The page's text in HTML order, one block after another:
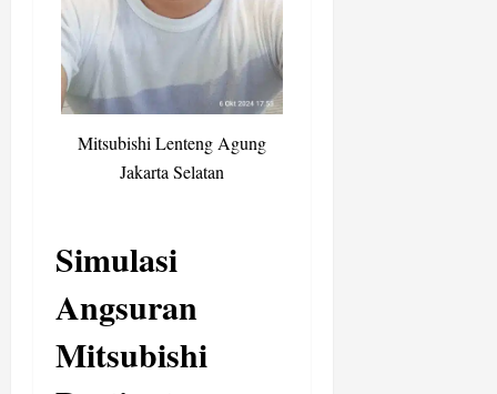
Mitsubishi Lenteng Agung
Jakarta Selatan
Simulasi
Angsuran
Mitsubishi